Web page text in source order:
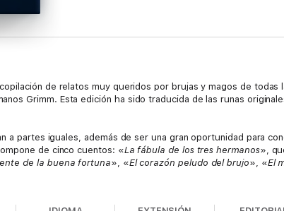
de relatos muy queridos por brujas y magos de todas
Grimm. Esta edición ha sido traducida de las runas
a partes iguales, además de ser una gran oportunidad para
de cinco cuentos: «La fábula de los tres hermanos»,
de la buena fortuna», «El corazón peludo del brujo», «El